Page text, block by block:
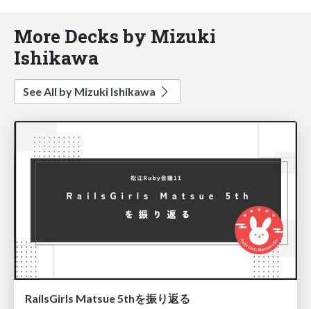
More Decks by Mizuki
Ishikawa
See All by Mizuki Ishikawa
RailsGirls Matsue 5thを振り返る